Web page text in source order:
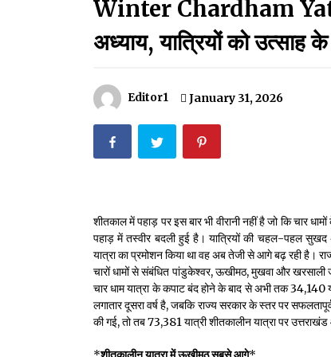
मदरसों का नाम अब्दुल कलाम के नाम पर रखने
December 18, 2023
May 14, 2022
May 11, 2022
Winter Chardham
अध्याय, यात्रियों को उत्साह के
Editor1 January 31, 2026
शीतकाल में पहाड़ पर इस बार भी वीरानी नहीं है जो कि चार
पहाड़ में तस्वीर बदली हुई है। यात्रियों की चहल-पहल
यात्रा का प्रमोशन किया था वह अब तेजी से आगे बढ़ रही है।
चारों धामों से संबंधित पांडुकेश्वर, ऊखीमठ, मुखवा और
चार धाम यात्रा के कपाट बंद होने के बाद से अभी तक 34,140
लगातार दूसरा वर्ष है, जबकि राज्य सरकार के स्तर पर
की गई, तो तब 73,381 यात्री शीतकालीन यात्रा पर